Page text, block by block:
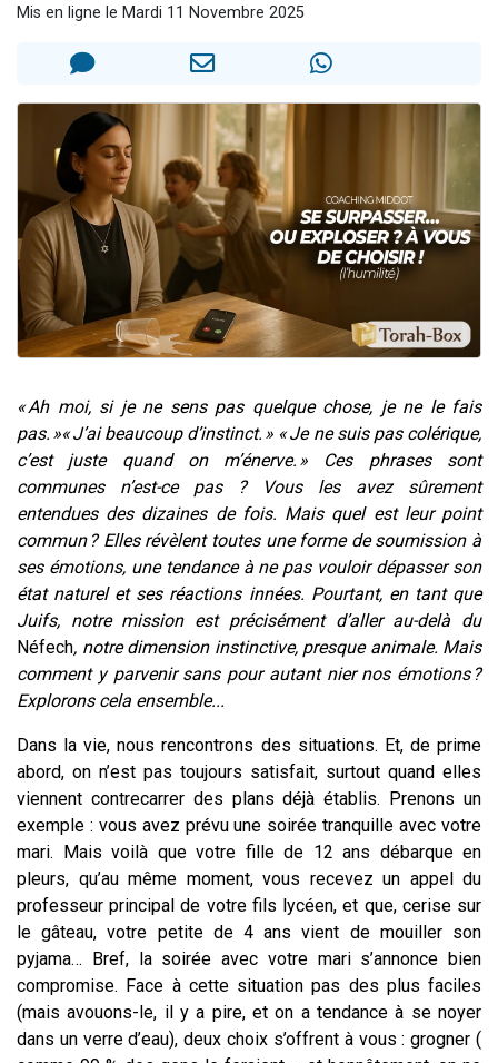
30 personnes viennent de faire un don pour Sauvez la jambe de Yohan
12 nouvelles musiques dans Torah-Box Music
Mis en ligne le Mardi 11 Novembre 2025
« Ah moi, si je ne sens pas quelque chose, je ne le fais
pas. »« J’ai beaucoup d’instinct. » « Je ne suis pas colérique,
c’est juste quand on m’énerve. » Ces phrases sont
communes n’est-ce pas ? Vous les avez sûrement
entendues des dizaines de fois. Mais quel est leur point
commun ? Elles révèlent toutes une forme de soumission à
ses émotions, une tendance à ne pas vouloir dépasser son
état naturel et ses réactions innées. Pourtant, en tant que
Juifs, notre mission est précisément d’aller au-delà du
Néfech, notre dimension instinctive, presque animale. Mais
comment y parvenir sans pour autant nier nos émotions ?
Explorons cela ensemble...
Dans la vie, nous rencontrons des situations. Et, de prime
abord, on n’est pas toujours satisfait, surtout quand elles
viennent contrecarrer des plans déjà établis. Prenons un
exemple : vous avez prévu une soirée tranquille avec votre
mari. Mais voilà que votre fille de 12 ans débarque en
pleurs, qu’au même moment, vous recevez un appel du
professeur principal de votre fils lycéen, et que, cerise sur
le gâteau, votre petite de 4 ans vient de mouiller son
pyjama… Bref, la soirée avec votre mari s’annonce bien
compromise. Face à cette situation pas des plus faciles
(mais avouons-le, il y a pire, et on a tendance à se noyer
dans un verre d’eau), deux choix s’offrent à vous : grogner (